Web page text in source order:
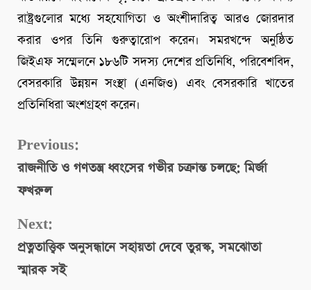
রাষ্ট্রগুলোর মধ্যে সহযোগিতা ও অংশীদারিত্ব আরও জোরদার
করার ওপর তিনি গুরুত্বারোপ করেন। সমরখন্দে অনুষ্ঠিত
জিইএফ সম্মেলনে ১৮৬টি সদস্য দেশের প্রতিনিধি, পরিবেশবিদ,
বেসরকারি উন্নয়ন সংস্থা (এনজিও) এবং বেসরকারি খাতের
প্রতিনিধিরা অংশগ্রহণ করেন।
Continue
Reading
Previous:
রাজনীতি ও গণতন্ত্র ধ্বংসের গভীর চক্রান্ত চলছে: মির্জা
ফখরুল
Next:
প্রত্নতাত্ত্বিক অনুসন্ধানে সহায়তা দেবে তুরস্ক, সমঝোতা
স্মারক সই